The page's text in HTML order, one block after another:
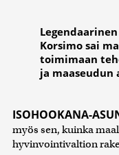
Korsimo sai
toimimaan
ja maaseudun
ISOHOOKANA-
myös sen, kuinka
hyvinvointivaltion